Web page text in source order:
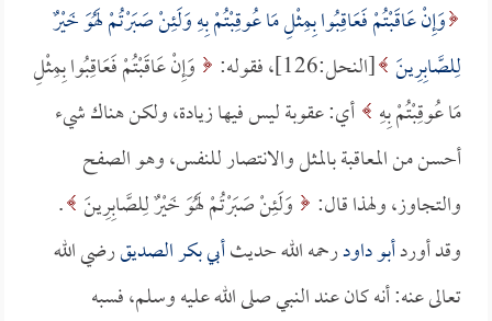
وَإِنْ عَاقَبْتُمْ فَعَاقِبُوا بِمِثْلِ مَا عُوقِبْتُمْ بِهِ وَلَئِنْ صَبَرْتُمْ لَهُوَ خَيْرٌ
لِلصَّابِرِينَ [النحل:126]، فقوله:
وَإِنْ عَاقَبْتُمْ فَعَاقِبُوا بِمِثْلِ
مَا عُوقِبْتُمْ بِهِ أي: عقوبة ليس فيها زيادة، ولكن هناك شيء
أحسن من المعاقبة بالمثل والانتصار للنفس، وهو الصفح
والتجاوز، ولهذا قال:
وَلَئِنْ صَبَرْتُمْ لَهُوَ خَيْرٌ لِلصَّابِرِينَ .
وقد أوردأبو داودرحمه الله حديثأبي بكر الصديقرضي الله
تعالى عنه: أنه كان عند النبي صلى الله عليه وسلم، فسبه